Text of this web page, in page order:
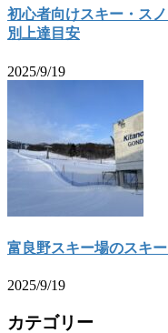
初心者向けスキー・ス
別上達目安
2025/9/19
富良野スキー場のスキ
2025/9/19
カテゴリー